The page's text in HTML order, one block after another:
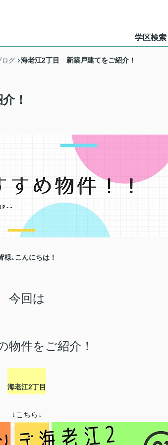
学区検索
ログ 海老江2丁目 新築戸建てをご紹介！
！
様､こんにちは！
今回は
物件をご紹介！
海老江2丁目
↓こちら↓